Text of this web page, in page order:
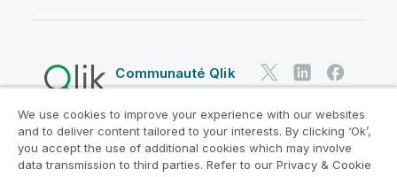
Communauté Qlik
Contrats juridiques
Conditions d'utilisation des produits
Legal Policies
Conditions légales
We use cookies to improve your experience with our websites
and to deliver content tailored to your interests. By clicking ‘Ok’,
you accept the use of additional cookies which may involve
data transmission to third parties. Refer to our Privacy & Cookie